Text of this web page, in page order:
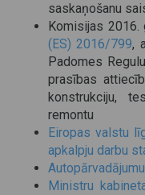
saskaņošanu
Komisijas 2016.
(ES) 2016/799,
Padomes
prasības
konstrukciju,
remontu
Eiropas valstu
apkalpju darbu
Ministru